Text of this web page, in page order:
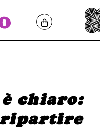
chiaro:
ripartire